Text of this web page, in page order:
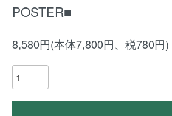
POSTER■
8,580円(本体7,800円、税780円)